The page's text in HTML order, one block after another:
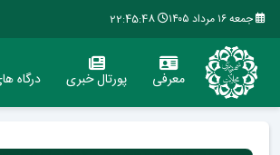
جمعه ۱۶ مرداد ۱۴۰۵ 22:45:48
معرفی پورتال خبری درگاه